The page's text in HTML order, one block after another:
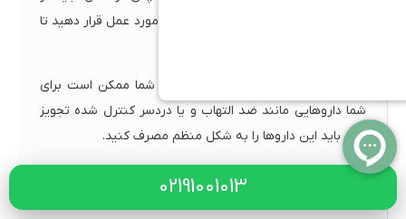
یخچال استفاده کنید و آن را روی نواحی مورد عمل قرار دهید تا
3- مصرف داروهای تجویز شده: پزشک شما ممکن است برای
شما داروهایی مانند ضد التهاب و یا دردسر کنترل شده تجویز
کند. باید این داروها را به شکل منظم مصرف کنید.
4- خواب به روی پشت: باید در طول دوره بهبودی از خوابیدن
02191001013